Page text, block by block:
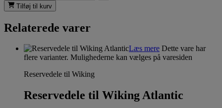
Tilføj til kurv
Relaterede varer
Læs mere Dette vare har
flere varianter. Mulighederne kan vælges på varesiden
Reservedele til Wiking
Reservedele til Wiking Atlantic